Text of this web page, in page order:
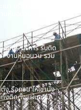
า บริการ รับติดตั้ง
นหุ้มฉนวน รวมทั้ง
จันทร์ บริการ รับติด
ะ งานหุ้มฉนวน รวม
ง รื้อถอน ให้เช่านั่ง
ทั้งติดตั้งแผ่นอลูมิ